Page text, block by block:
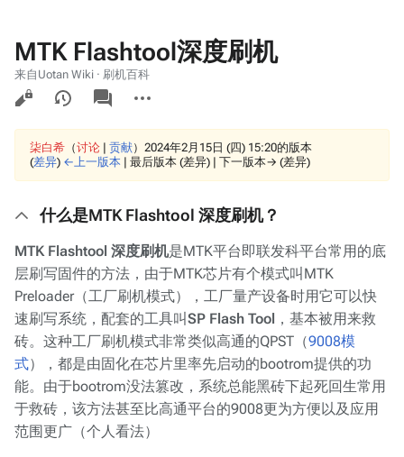
MTK Flashtool深度刷机
来自Uotan Wiki · 刷机百科
看
associated-
pages
柒白希 （讨论 | 贡献） 2024年2月15日 (四) 15:20的版本
(差异) ←上一版本 | 最后版本 (差异) | 下一版本→ (差异)
什么是MTK Flashtool 深度刷机？
MTK Flashtool 深度刷机是MTK平台即联发科平台常用的底
层刷写固件的方法，由于MTK芯片有个模式叫MTK
Preloader（工厂刷机模式），工厂量产设备时用它可以快
速刷写系统，配套的工具叫SP Flash Tool ，基本被用来救
砖。这种工厂刷机模式非常类似高通的QPST（9008模
式），都是由固化在芯片里率先启动的bootrom提供的功
能。由于bootrom没法篡改，系统总能黑砖下起死回生常用
于救砖，该方法甚至比高通平台的9008更为方便以及应用
范围更广（个人看法）